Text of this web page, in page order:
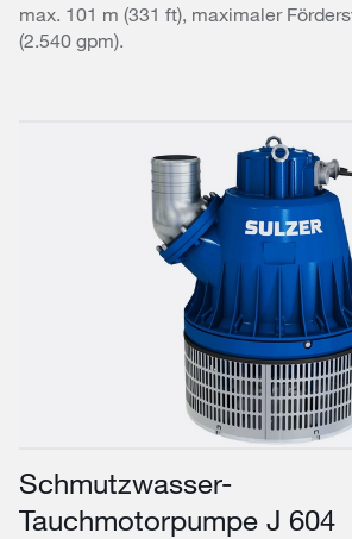
max. 101 m (331 ft), maximaler
(2.540 gpm).
Schmutzwasser-
Tauchmotorpumpe J 604